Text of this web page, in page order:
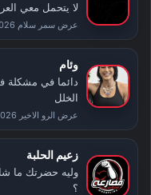
لا يتحمل معي
عرض سمر سلام SummerSlam 2026 الليلة الثانية كامل مترجم
وئام
دائما في مشكلة
الخلل
عرض الرو الاخير 3/8/2026 كامل مترجم
زعيم الحلبة
وليه حضرتك ما
؟